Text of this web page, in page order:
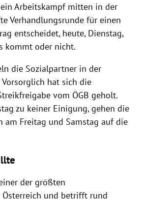
Arbeitskampf mitten in der
Verhandlungsrunde für einen
entscheidet, heute, Dienstag,
kommt oder nicht.
die Sozialpartner in der
hat sich die
vom ÖGB geholt.
zu keiner Einigung, gehen die
am Freitag und Samstag auf die
der größten
und betrifft rund